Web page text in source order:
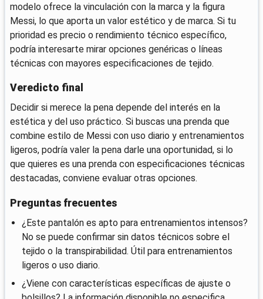
modelo ofrece la vinculación con la marca y la figura
Messi, lo que aporta un valor estético y de marca. Si tu
prioridad es precio o rendimiento técnico específico,
podría interesarte mirar opciones genéricas o líneas
técnicas con mayores especificaciones de tejido.
Veredicto final
Decidir si merece la pena depende del interés en la
estética y del uso práctico. Si buscas una prenda que
combine estilo de Messi con uso diario y entrenamientos
ligeros, podría valer la pena darle una oportunidad, si lo
que quieres es una prenda con especificaciones técnicas
destacadas, conviene evaluar otras opciones.
Preguntas frecuentes
¿Este pantalón es apto para entrenamientos intensos?
No se puede confirmar sin datos técnicos sobre el
tejido o la transpirabilidad. Útil para entrenamientos
ligeros o uso diario.
¿Viene con características específicas de ajuste o